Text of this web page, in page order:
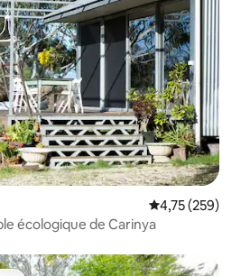
Évaluation
4,75 (259)
écologique de Carinya